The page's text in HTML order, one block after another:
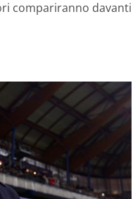
compariranno davanti